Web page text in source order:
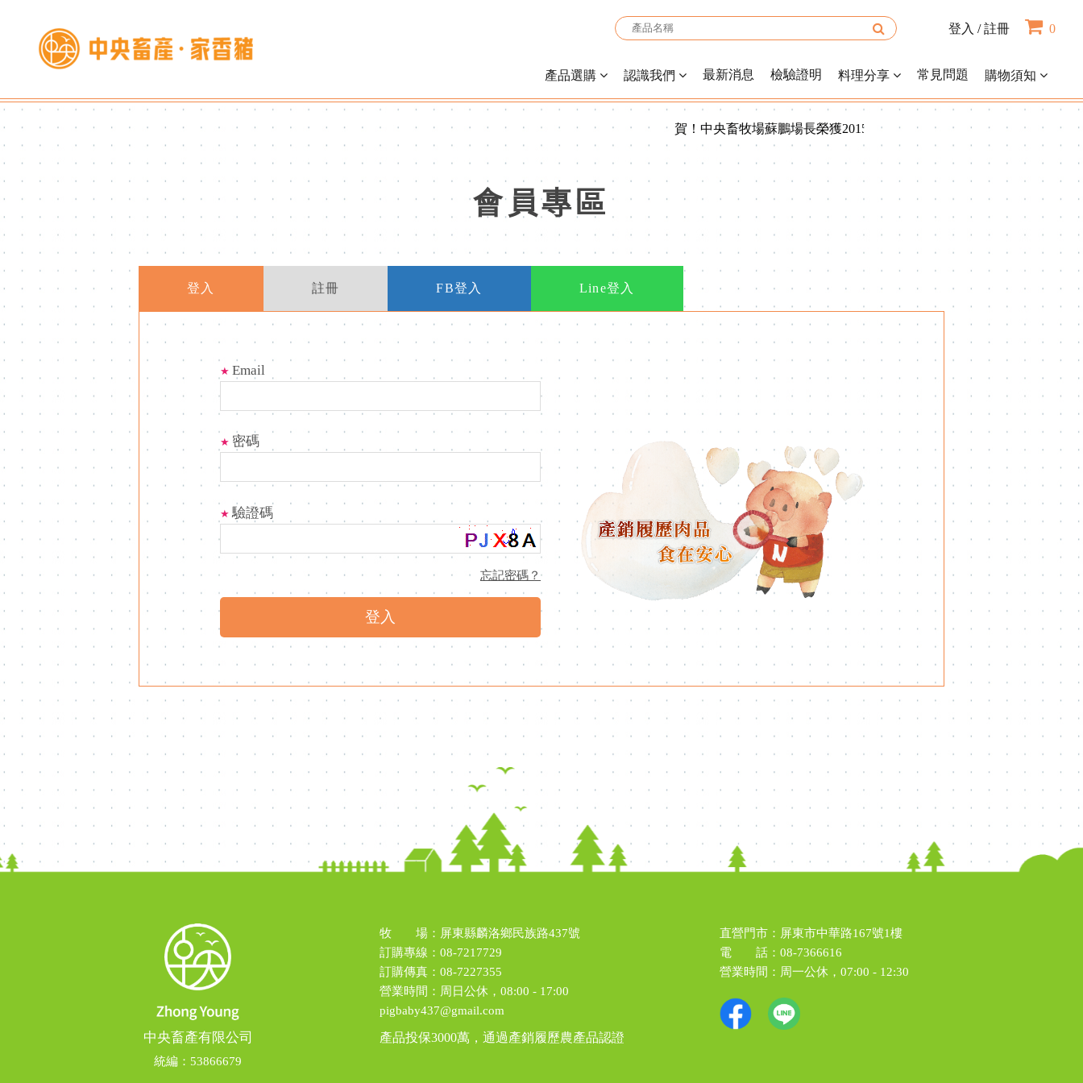
登入 /註冊 0
產品選購 認識我們 最新消息 檢驗證明 料理分享 常見問題 購物須知
賀！中央畜牧場蘇鵬場長榮獲2015年全國神農獎！ 2015年度產
會員專區
登入 註冊 FB登入 Line登入
★ Email
★ 密碼
★ 驗證碼
忘記密碼？
中央畜產有限公司
統編：53866679
牧 場：屏東縣麟洛鄉民族路437號
訂購專線：08-7217729
訂購傳真：08-7227355
營業時間：周日公休，08:00 - 17:00
pigbaby437@gmail.com
產品投保3000萬，通過產銷履歷農產品認證
直營門市：屏東市中華路167號1樓
電 話： 08-7366616
營業時間：周一公休，07:00 - 12:30